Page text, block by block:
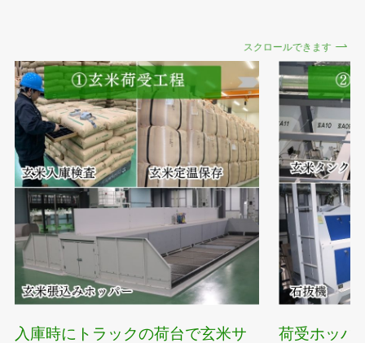
スクロールできます
入庫時にトラックの荷台で玄米サ
荷受ホッパ